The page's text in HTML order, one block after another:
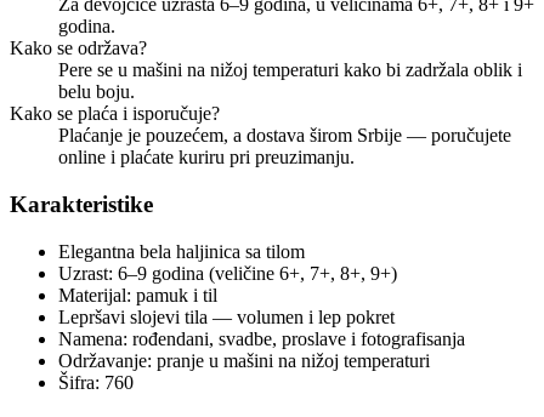
Za devojčice uzrasta 6–9 godina, u veličinama 6+, 7+, 8+ i 9+
godina.
Kako se održava?
Pere se u mašini na nižoj temperaturi kako bi zadržala oblik i
belu boju.
Kako se plaća i isporučuje?
Plaćanje je pouzećem, a dostava širom Srbije — poručujete
online i plaćate kuriru pri preuzimanju.
Karakteristike
Elegantna bela haljinica sa tilom
Uzrast: 6–9 godina (veličine 6+, 7+, 8+, 9+)
Materijal: pamuk i til
Lepršavi slojevi tila — volumen i lep pokret
Namena: rođendani, svadbe, proslave i fotografisanja
Održavanje: pranje u mašini na nižoj temperaturi
Šifra: 760